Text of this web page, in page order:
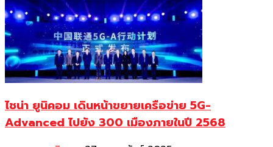
ไชน่า ยูนิคอม เดินหน้าขยายเครือข่าย 5G-
Advanced ไปยัง 300 เมืองภายในปี 2568